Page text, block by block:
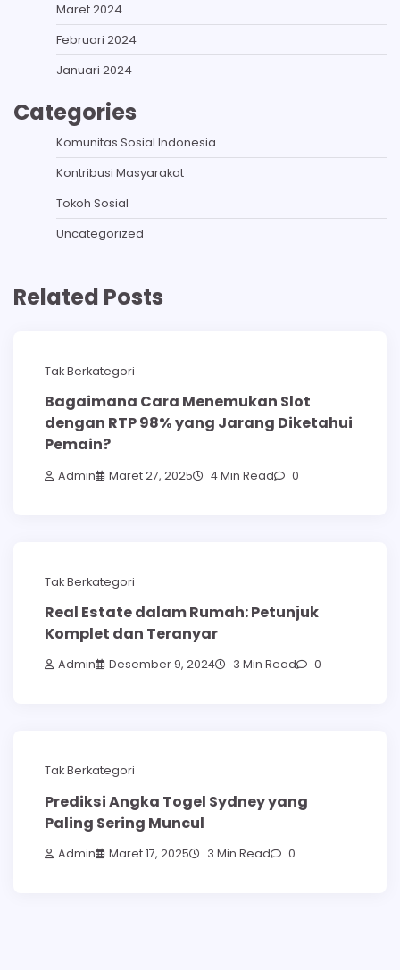
Maret 2024
Februari 2024
Januari 2024
Categories
Komunitas Sosial Indonesia
Kontribusi Masyarakat
Tokoh Sosial
Uncategorized
Related Posts
Tak Berkategori
Bagaimana Cara Menemukan Slot
dengan RTP 98% yang Jarang Diketahui
Pemain?
Admin Maret 27, 2025 4 Min Read 0
Tak Berkategori
Real Estate dalam Rumah: Petunjuk
Komplet dan Teranyar
Admin Desember 9, 2024 3 Min Read 0
Tak Berkategori
Prediksi Angka Togel Sydney yang
Paling Sering Muncul
Admin Maret 17, 2025 3 Min Read 0